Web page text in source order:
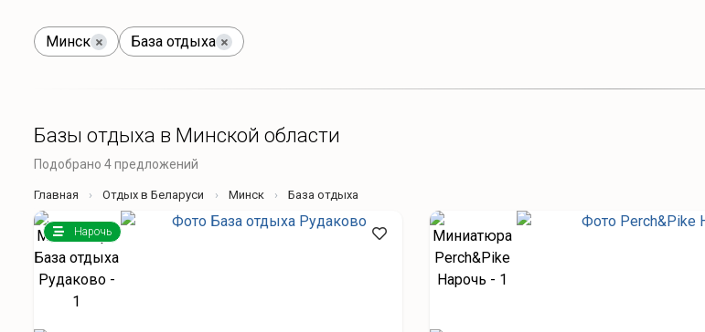
Минск База отдыха
Базы отдыха в Минской области
Подобрано 4 предложений
Главная Отдых в Беларуси Минск База отдыха
Нарочь